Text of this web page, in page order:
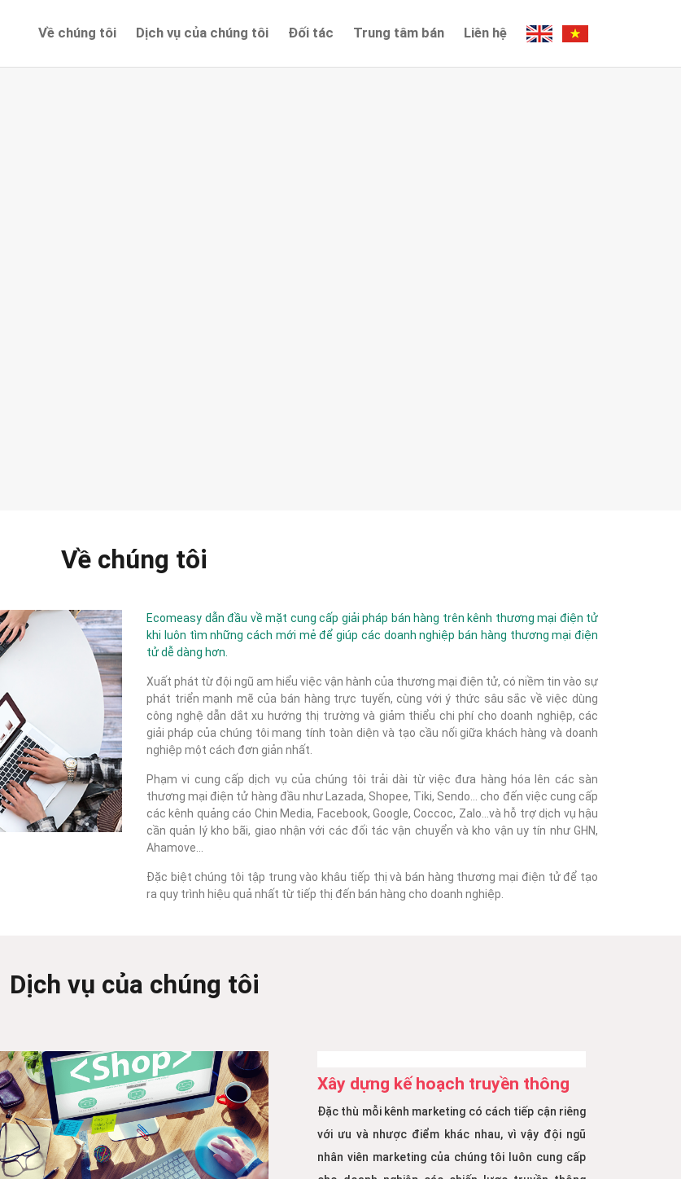
Về chúng tôi Dịch vụ của chúng tôi Đối tác Trung tâm bán Liên hệ
Về chúng tôi
Ecomeasy dẫn đầu về mặt cung cấp giải pháp bán hàng trên kênh thương mại điện tử
khi luôn tìm những cách mới mẻ để giúp các doanh nghiệp bán hàng thương mại điện
tử dễ dàng hơn.
Xuất phát từ đội ngũ am hiểu việc vận hành của thương mại điện tử, có niềm tin vào sự
phát triển mạnh mẽ của bán hàng trực tuyến, cùng với ý thức sâu sắc về việc dùng
công nghệ dẫn dắt xu hướng thị trường và giảm thiểu chi phí cho doanh nghiệp, các
giải pháp của chúng tôi mang tính toàn diện và tạo cầu nối giữa khách hàng và doanh
nghiệp một cách đơn giản nhất.
Phạm vi cung cấp dịch vụ của chúng tôi trải dài từ việc đưa hàng hóa lên các sàn
thương mại điện tử hàng đầu như Lazada, Shopee, Tiki, Sendo... cho đến việc cung cấp
các kênh quảng cáo Chin Media, Facebook, Google, Coccoc, Zalo...và hỗ trợ dịch vụ hậu
cần quản lý kho bãi, giao nhận với các đối tác vận chuyển và kho vận uy tín như GHN,
Ahamove...
Đặc biệt chúng tôi tập trung vào khâu tiếp thị và bán hàng thương mại điện tử để tạo
ra quy trình hiệu quả nhất từ tiếp thị đến bán hàng cho doanh nghiệp.
Dịch vụ của chúng tôi
Xây dựng kế hoạch truyền thông
Đặc thù mỗi kênh marketing có cách tiếp cận riêng
với ưu và nhược điểm khác nhau, vì vậy đội ngũ
nhân viên marketing của chúng tôi luôn cung cấp